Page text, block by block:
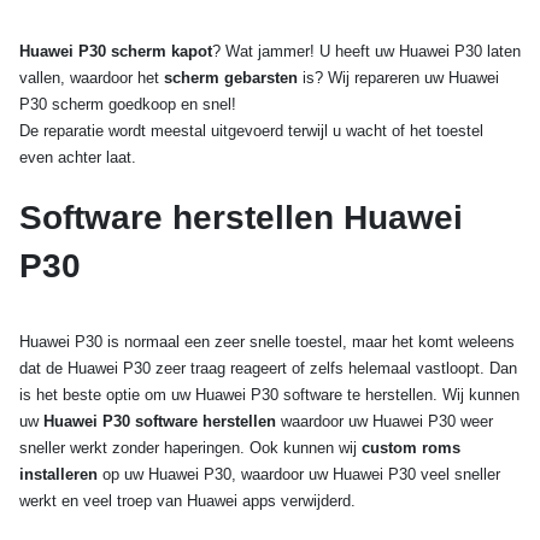
Huawei P30 scherm kapot? Wat jammer! U heeft uw Huawei P30 laten
vallen, waardoor het scherm gebarsten is? Wij repareren uw Huawei
P30 scherm goedkoop en snel!
De reparatie wordt meestal uitgevoerd terwijl u wacht of het toestel
even achter laat.
Software herstellen Huawei
P30
Huawei P30 is normaal een zeer snelle toestel, maar het komt weleens
dat de Huawei P30 zeer traag reageert of zelfs helemaal vastloopt. Dan
is het beste optie om uw Huawei P30 software te herstellen. Wij kunnen
uw Huawei P30 software herstellen waardoor uw Huawei P30 weer
sneller werkt zonder haperingen. Ook kunnen wij custom roms
installeren op uw Huawei P30, waardoor uw Huawei P30 veel sneller
werkt en veel troep van Huawei apps verwijderd.